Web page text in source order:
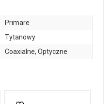
Primare
Tytanowy
Coaxialne, Optyczne